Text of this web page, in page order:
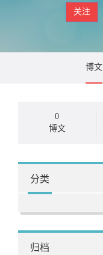
关注
博文
0
博文
分类
归档